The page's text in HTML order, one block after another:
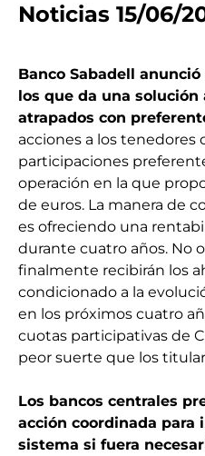
Noticias 15/06/
Banco Sabadell
los que da una solución
atrapados con
acciones a los
participaciones
operación en la que
de euros. La manera de
es ofreciendo una
durante cuatro años. No
finalmente recibirán los
condicionado a la
en los próximos cuatro
cuotas participativas de
peor suerte que los
Los bancos centrales
acción coordinada para
sistema si fuera